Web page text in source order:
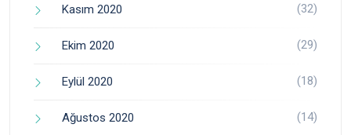
Kasım 2020 (32)
Ekim 2020 (29)
Eylül 2020 (18)
Ağustos 2020 (14)